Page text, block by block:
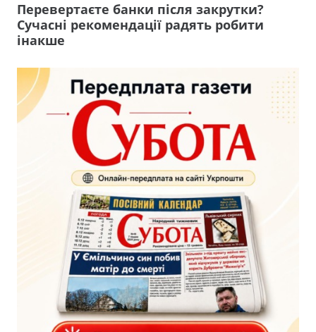
Перевертаєте банки після закрутки?
Сучасні рекомендації радять робити
інакше